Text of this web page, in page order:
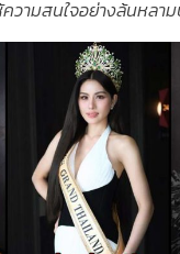
วามสนใจอย่างล้นหลา